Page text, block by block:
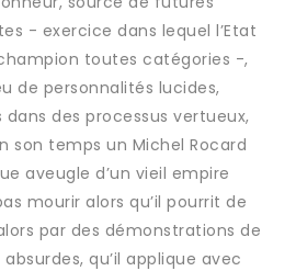
- exercice dans lequel l’Etat
toutes catégories -,
de personnalités lucides,
des processus vertueux,
son temps un Michel Rocard
aveugle d’un vieil empire
mourir alors qu’il pourrit de
par des démonstrations de
qu’il applique avec